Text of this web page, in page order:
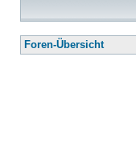
Foren-Übersicht